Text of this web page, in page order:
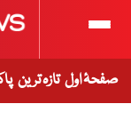
صفحۂ اول تازہ ترین